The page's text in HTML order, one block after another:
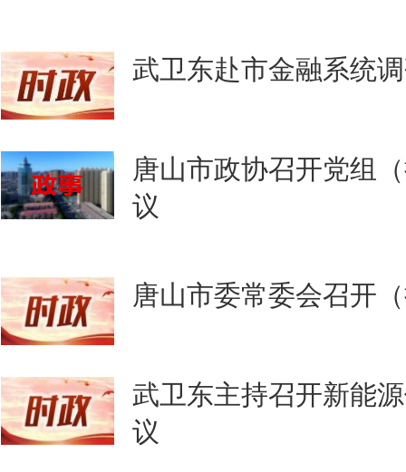
武卫东赴市金融系统
唐山市政协召开党组
议
唐山市委常委会召开
武卫东主持召开新能
议